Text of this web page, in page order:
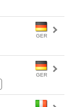
GER
GER